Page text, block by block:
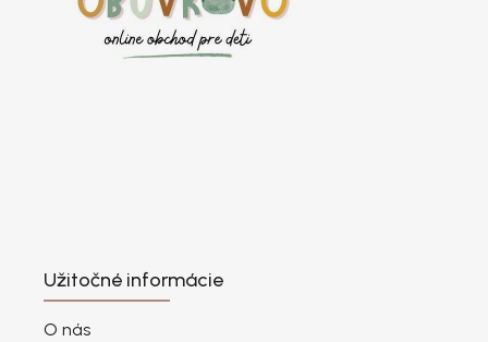
Užitočné informácie
O nás